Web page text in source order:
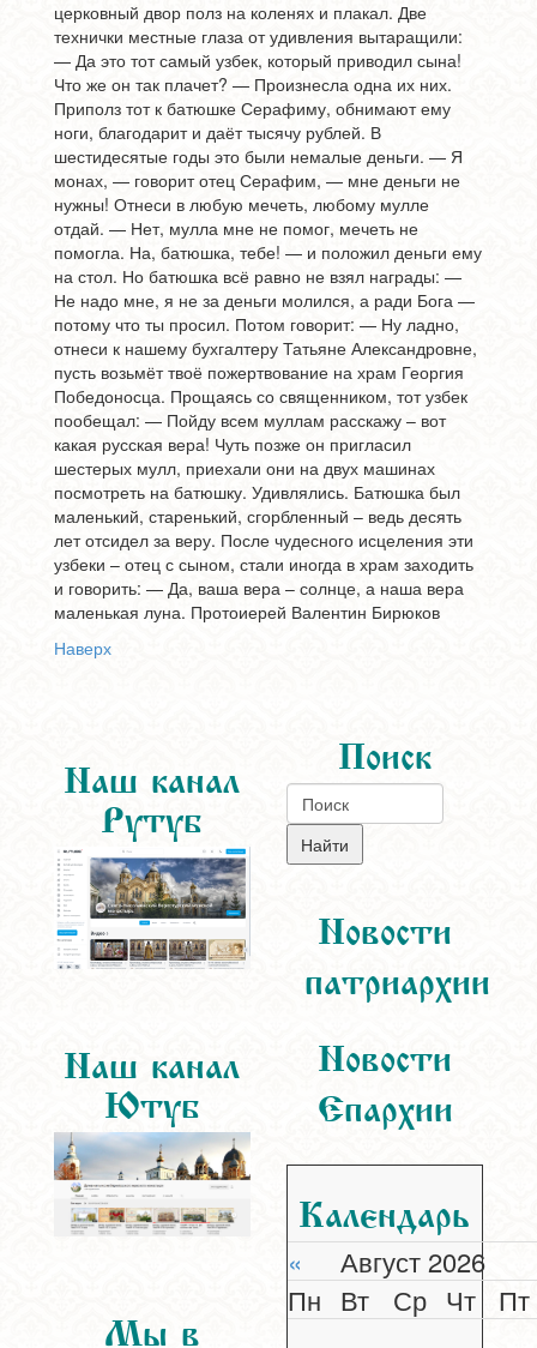
церковный двор полз на коленях и плакал. Две
технички местные глаза от удивления вытаращили:
— Да это тот самый узбек, который приводил сына!
Что же он так плачет? — Произнесла одна их них.
Приполз тот к батюшке Серафиму, обнимают ему
ноги, благодарит и даёт тысячу рублей. В
шестидесятые годы это были немалые деньги. — Я
монах, — говорит отец Серафим, — мне деньги не
нужны! Отнеси в любую мечеть, любому мулле
отдай. — Нет, мулла мне не помог, мечеть не
помогла. На, батюшка, тебе! — и положил деньги ему
на стол. Но батюшка всё равно не взял награды: —
Не надо мне, я не за деньги молился, а ради Бога —
потому что ты просил. Потом говорит: — Ну ладно,
отнеси к нашему бухгалтеру Татьяне Александровне,
пусть возьмёт твоё пожертвование на храм Георгия
Победоносца. Прощаясь со священником, тот узбек
пообещал: — Пойду всем муллам расскажу – вот
какая русская вера! Чуть позже он пригласил
шестерых мулл, приехали они на двух машинах
посмотреть на батюшку. Удивлялись. Батюшка был
маленький, старенький, сгорбленный – ведь десять
лет отсидел за веру. После чудесного исцеления эти
узбеки – отец с сыном, стали иногда в храм заходить
и говорить: — Да, ваша вера – солнце, а наша вера
маленькая луна. Протоиерей Валентин Бирюков
Наверх
Наш канал
Рутуб
Наш канал
Ютуб
Мы в
Поиск
Новости
патриархии
Новости
Епархии
Календарь
«
Август 2026
Пн Вт Ср Чт Пт